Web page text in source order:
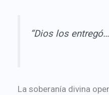
“Dios los
La soberanía divina